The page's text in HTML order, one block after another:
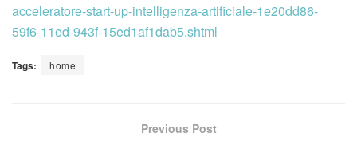
acceleratore-start-up-intelligenza-artificiale-1e20dd86-
59f6-11ed-943f-15ed1af1dab5.shtml
Tags: home
Previous Post